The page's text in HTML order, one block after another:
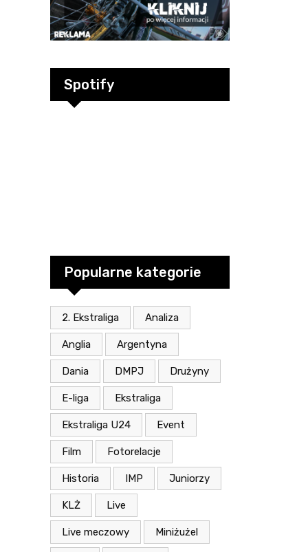
Spotify
Popularne kategorie
2. Ekstraliga Analiza
Anglia Argentyna
Dania DMPJ Drużyny
E-liga Ekstraliga
Ekstraliga U24 Event
Film Fotorelacje
Historia IMP Juniorzy
KLŻ Live
Live meczowy Miniżużel